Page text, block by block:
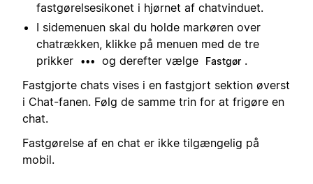
fastgørelsesikonet i hjørnet af chatvinduet.
I sidemenuen skal du holde markøren over
chatrækken, klikke på menuen med de tre
prikker
••• og derefter vælge Fastgør .
Fastgjorte chats vises i en fastgjort sektion øverst
i Chat-fanen. Følg de samme trin for at frigøre en
chat.
Fastgørelse af en chat er ikke tilgængelig på
mobil.